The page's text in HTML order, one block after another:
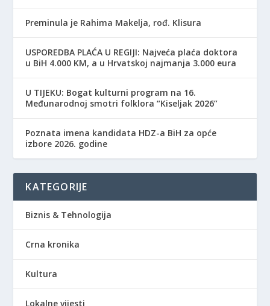
Preminula je Rahima Makelja, rođ. Klisura
USPOREDBA PLAĆA U REGIJI: Najveća plaća doktora
u BiH 4.000 KM, a u Hrvatskoj najmanja 3.000 eura
​U TIJEKU: Bogat kulturni program na 16.
Međunarodnoj smotri folklora “Kiseljak 2026”
Poznata imena kandidata HDZ-a BiH za opće
izbore 2026. godine
KATEGORIJE
Biznis & Tehnologija
Crna kronika
Kultura
Lokalne vijesti